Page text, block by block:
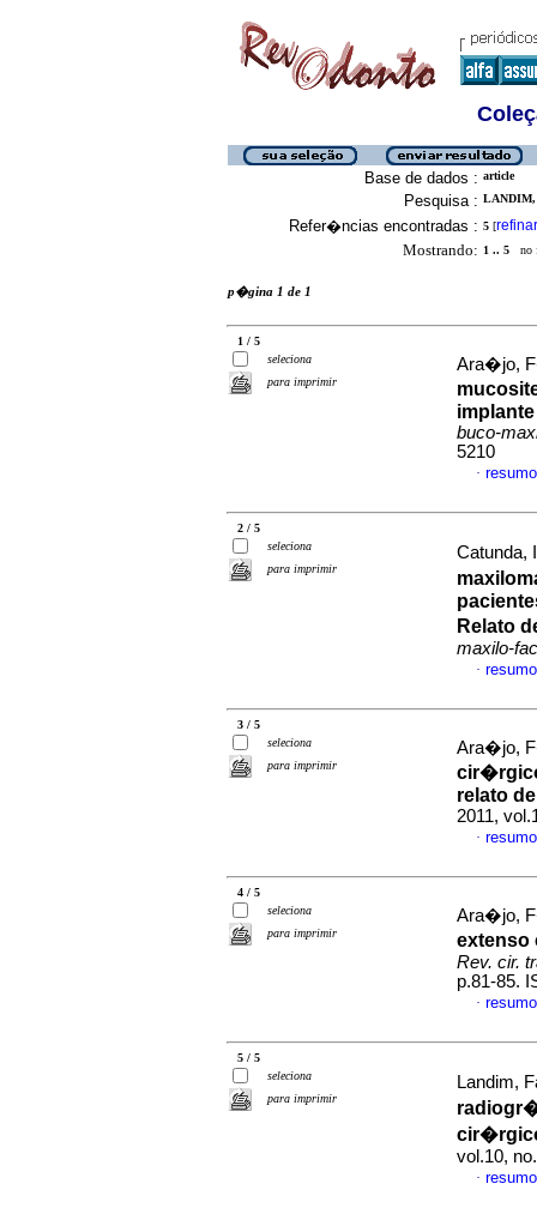
Base de dados : article
Pesquisa : LANDIM,
Refer�ncias encontradas : 5 [refinar
Mostrando: 1 .. 5 no
p�gina 1 de 1
1 / 5
seleciona
para imprimir
Ara�jo,
buco-
5210
·
2 / 5
seleciona
para imprimir
Catunda,
Relato
maxilo-
·
3 / 5
seleciona
para imprimir
Ara�jo,
relato
2011,
·
4 / 5
seleciona
para imprimir
Ara�jo,
extenso
Rev. cir.
p.81-85.
·
5 / 5
seleciona
para imprimir
Landim,
vol.10,
·